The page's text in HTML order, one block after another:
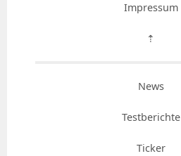
Impressum
⇡
News
Testberichte
Ticker